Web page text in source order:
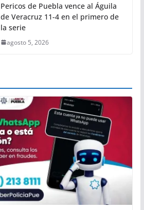
Pericos de Puebla vence al Águila
de Veracruz 11-4 en el primero de
la serie
agosto 5, 2026